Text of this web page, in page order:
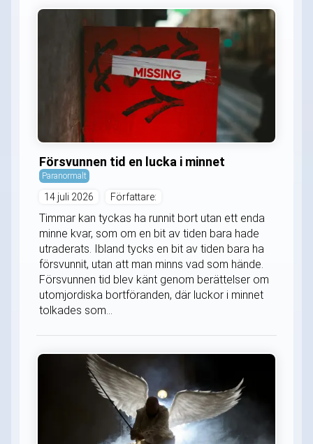
Försvunnen tid en lucka i minnet
Paranormalt
14 juli 2026 Författare:
Timmar kan tyckas ha runnit bort utan ett enda
minne kvar, som om en bit av tiden bara hade
utraderats. Ibland tycks en bit av tiden bara ha
försvunnit, utan att man minns vad som hände.
Försvunnen tid blev känt genom berättelser om
utomjordiska bortföranden, där luckor i minnet
tolkades som...